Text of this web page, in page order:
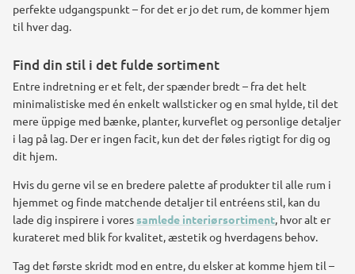
perfekte udgangspunkt – for det er jo det rum, de kommer hjem
til hver dag.
Find din stil i det fulde sortiment
Entre indretning er et felt, der spænder bredt – fra det helt
minimalistiske med én enkelt wallsticker og en smal hylde, til det
mere üppige med bænke, planter, kurveflet og personlige detaljer
i lag på lag. Der er ingen facit, kun det der føles rigtigt for dig og
dit hjem.
Hvis du gerne vil se en bredere palette af produkter til alle rum i
hjemmet og finde matchende detaljer til entréens stil, kan du
lade dig inspirere i voressamlede interiørsortiment , hvor alt er
kurateret med blik for kvalitet, æstetik og hverdagens behov.
Tag det første skridt mod en entre, du elsker at komme hjem til –